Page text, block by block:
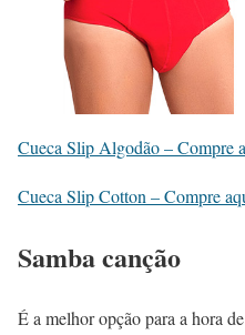
Cueca Slip Algodão – Compre
Cueca Slip Cotton – Compre
Samba canção
É a melhor opção para a hora